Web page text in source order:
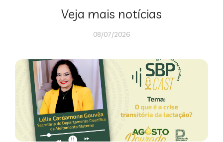
Veja mais notícias
08/07/2026